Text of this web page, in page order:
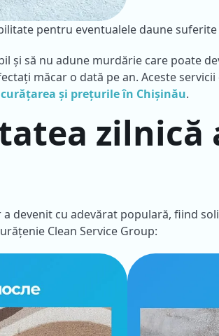
pentru eventualele daune
și să nu adune murdărie care poate
măcar o dată pe an. Aceste
curățarea și prețurile în Chișinău.
zilnică
devenit cu adevărat populară, fiind
Clean Service Group: